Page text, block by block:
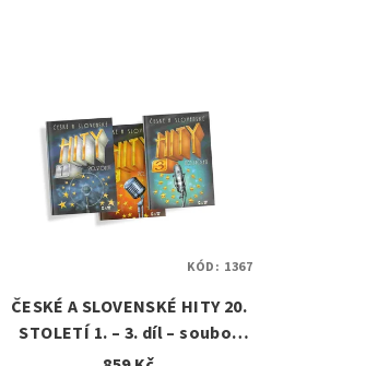
ČESKÉ A SLOVENSKÉ HITY 20.
STOLETÍ 1. – 3. díl – soubor
300 písní (zpěv/akordy)
KÓD: 1367